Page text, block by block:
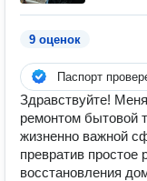
9 оценок
Паспорт
Здравствуйте!
ремонтом бытовой
жизненно важной
превратив простое
восстановления